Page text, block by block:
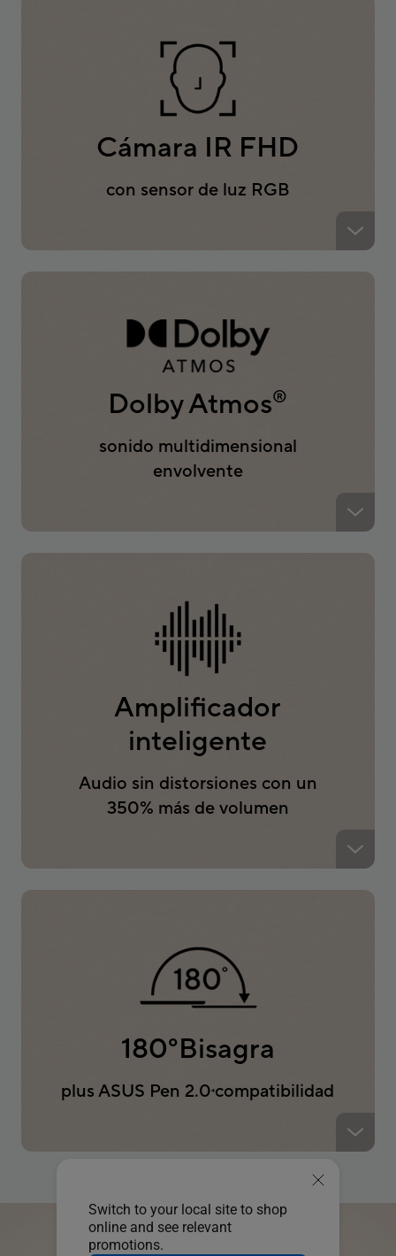
Switch to your local site to shop
online and see relevant
promotions.
Cámara IR FHD
con sensor de luz RGB
Dolby Atmos®
sonido multidimensional
envolvente
Amplificador
inteligente
Audio sin distorsiones con un
350% más de volumen
180°Bisagra
plus ASUS Pen 2.04compatibilidad